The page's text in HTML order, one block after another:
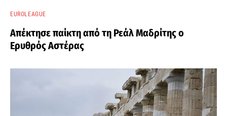
EUROLEAGUE
Απέκτησε παίκτη από τη Ρεάλ Μαδρίτης ο
Ερυθρός Αστέρας